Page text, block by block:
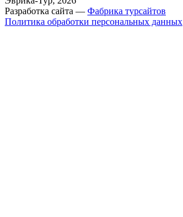
Разработка сайта — Фабрика турсайтов
Политика обработки персональных данных